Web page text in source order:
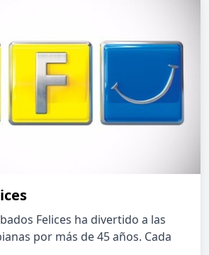
Felices ha divertido a las
por más de 45 años. Cada